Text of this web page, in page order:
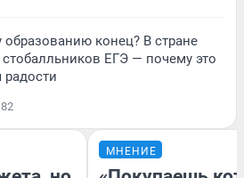
образованию конец? В стране
стобалльников ЕГЭ — почему это
радости
82
МНЕНИЕ